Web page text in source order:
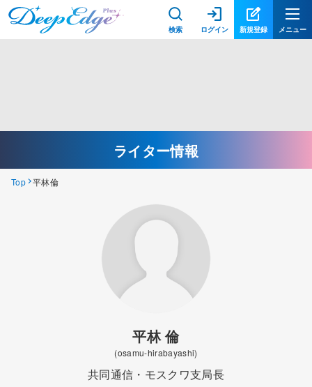
検索 ログイン 新規登録 メニュー
ライター情報
Top 平林倫
平林 倫
(osamu-hirabayashi)
共同通信・モスクワ支局長